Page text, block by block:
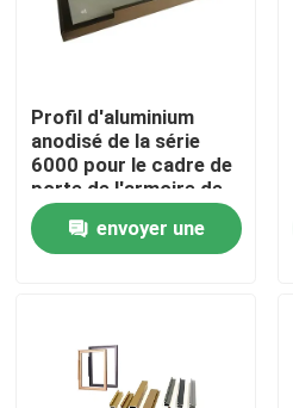
Produits
A propos de nous
Contrôle de la qualité
Profil d'aluminium
anodisé de la série
6000 pour le cadre de
porte de l'armoire de
cuisine personnalisée
envoyer une